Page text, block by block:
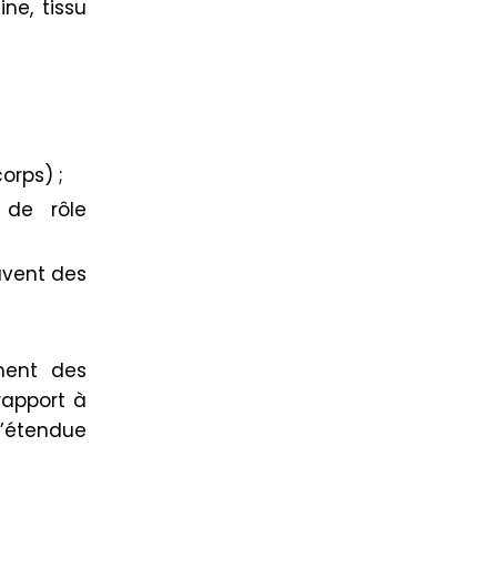
tissu
;
rôle
des
des
à